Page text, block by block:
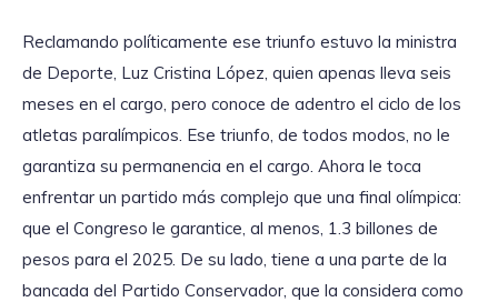
Reclamando políticamente ese triunfo estuvo la ministra
de Deporte, Luz Cristina López, quien apenas lleva seis
meses en el cargo, pero conoce de adentro el ciclo de los
atletas paralímpicos. Ese triunfo, de todos modos, no le
garantiza su permanencia en el cargo. Ahora le toca
enfrentar un partido más complejo que una final olímpica:
que el Congreso le garantice, al menos, 1.3 billones de
pesos para el 2025. De su lado, tiene a una parte de la
bancada del Partido Conservador, que la considera como